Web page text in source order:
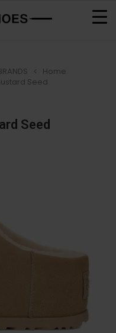
Home
Seed
Seed